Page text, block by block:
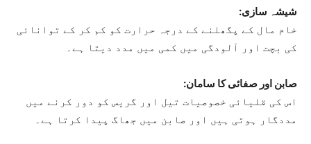
شیشہ سازی:
خام مال کے پگھلنے کے درجہ حرارت کو کم کر کے توانائی
کی بچت اور آلودگی میں کمی میں مدد دیتا ہے۔
صابن اور صفائی کا سامان:
اس کی قلیائی خصوصیات تیل اور گریس کو دور کرنے میں
مددگار ہوتی ہیں اور صابن میں جھاگ پیدا کرتا ہے۔